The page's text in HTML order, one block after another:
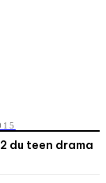
du teen drama